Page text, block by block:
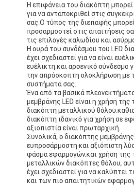
Η επιφάνεια του διακόπτη
για να ανταποκριθεί στις
σας.Ο τύπος της διεπαφής
προσαρμοστεί στις απαιτήσεις
τις επιλογές καλωδίου και
Η ουρά του συνδέσμου του LED
έχει σχεδιαστεί για να είναι
ευέλικτη.και αρσενικό σύνδεσμο
την απρόσκοπτη ολοκλήρωση με
συστήματα σας.
Ένα από τα βασικά
μεμβράνης LED είναι η χρήση της
διακόπτη μεταλλικού
διακόπτη ιδανικό για χρήση σε
αξιοπιστία είναι πρωταρχική.
Συνολικά, ο διακόπτης μεμβράνης
ευπροσάρμοστη και αξιόπιστη
φάσμα εφαρμογών.και χρήση της
μεταλλικών διακόπτες θόλου,
έχει σχεδιαστεί για να καλύπτει
και των πιο απαιτητικών